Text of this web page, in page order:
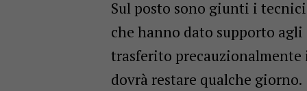
Sul posto sono giunti i
che hanno dato supporto
trasferito precauzionalmente
dovrà restare qualche giorno.